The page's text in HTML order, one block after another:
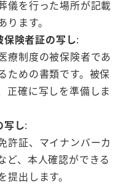
儀を行った場所が記載
ます。
険者証の写し:
療制度の被保険者であ
ための書類です。被保
正確に写しを準備しま
写し:
許証、マイナンバーカ
ど、本人確認ができる
出します。